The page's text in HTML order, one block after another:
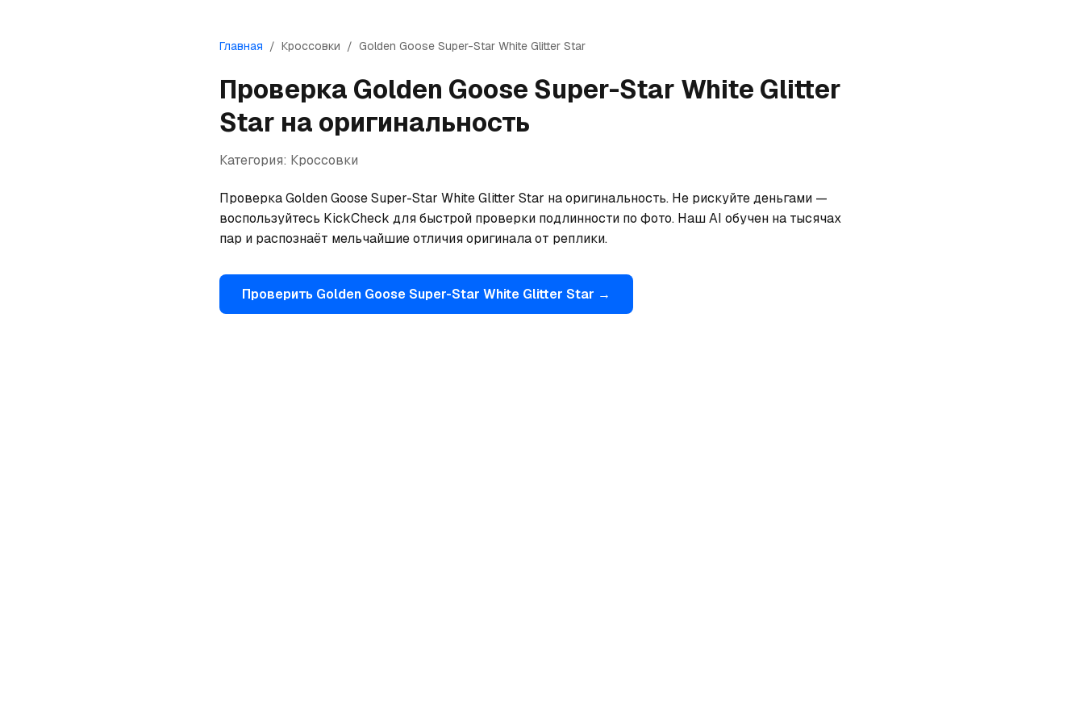
Главная / Кроссовки / Golden Goose Super-Star White Glitter Star
Проверка Golden Goose Super-Star White Glitter
Star на оригинальность
Категория: Кроссовки
Проверка Golden Goose Super-Star White Glitter Star на оригинальность. Не рискуйте деньгами —
воспользуйтесь KickCheck для быстрой проверки подлинности по фото. Наш AI обучен на тысячах
пар и распознаёт мельчайшие отличия оригинала от реплики.
Проверить Golden GooseSuper-Star White Glitter Star →